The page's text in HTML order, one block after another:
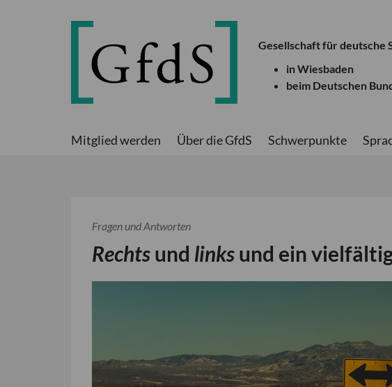
Gesellschaft für deutsche
in Wiesbaden
beim Deutschen
Mitglied werden Über die GfdS Schwerpunkte
Fragen und Antworten
Rechtsund linksund ein